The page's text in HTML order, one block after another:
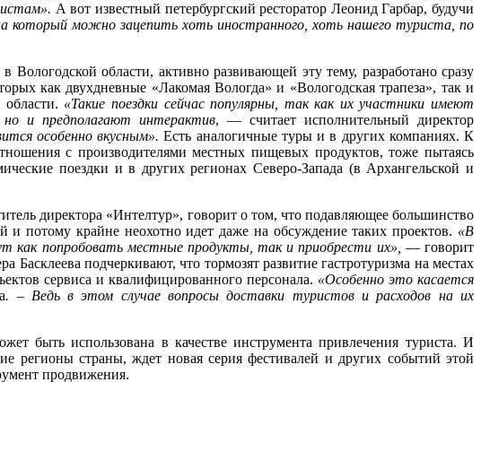
А вот известный петербургский ресторатор Леонид Гарбар, будучи
который можно зацепить хоть иностранного, хоть нашего туриста, по
области, активно развивающей эту тему, разработано сразу
как двухдневные «Лакомая Вологда» и «Вологодская трапеза», так и
«Такие поездки сейчас популярны, так как их участники имеют
и предполагают интерактив, — считает исполнительный директор
особенно вкусным». Есть аналогичные туры и в других компаниях. К
с производителями местных пищевых продуктов, тоже пытаясь
поездки и в других регионах Северо-Запада (в Архангельской и
директора «Интелтур», говорит о том, что подавляющее большинство
и потому крайне неохотно идет даже на обсуждение таких проектов. «В
как попробовать местные продукты, так и приобрести их», — говорит
Басклеева подчеркивают, что тормозят развитие гастротуризма на местах
сервиса и квалифицированного персонала. «Особенно это касается
. – Ведь в этом случае вопросы доставки туристов и расходов на их
быть использована в качестве инструмента привлечения туриста. И
регионы страны, ждет новая серия фестивалей и других событий этой
продвижения.